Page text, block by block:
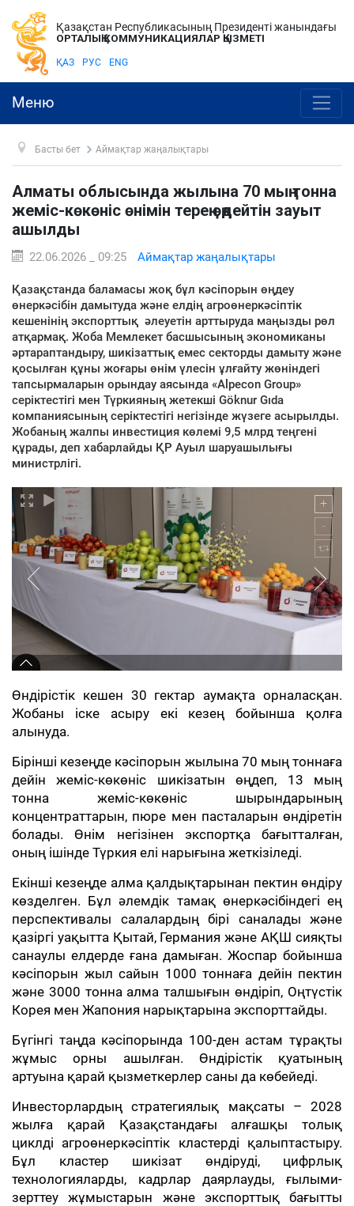
Қазақстан Республикасының Президенті жанындағы
ОРТАЛЫҚ КОММУНИКАЦИЯЛАР ҚЫЗМЕТІ
ҚАЗ РУС ENG
Меню
Басты бет Аймақтар жаңалықтары
Алматы облысында жылына 70 мың тонна
жеміс-көкөніс өнімін терең өңдейтін зауыт
ашылды
22.06.2026 _ 09:25 Аймақтар жаңалықтары
Қазақстанда баламасы жоқ бұл кәсіпорын өңдеу
өнеркәсібін дамытуда және елдің агроөнеркәсіптік
кешенінің экспорттық әлеуетін арттыруда маңызды рөл
атқармақ. Жоба Мемлекет басшысының экономиканы
әртараптандыру, шикізаттық емес секторды дамыту және
қосылған құны жоғары өнім үлесін ұлғайту жөніндегі
тапсырмаларын орындау аясында «Alpecon Group»
серіктестігі мен Түркияның жетекші Göknur Gıda
компаниясының серіктестігі негізінде жүзеге асырылды.
Жобаның жалпы инвестиция көлемі 9,5 млрд теңгені
құрады, деп хабарлайды ҚР Ауыл шаруашылығы
министрлігі.
Өндірістік кешен 30 гектар аумақта орналасқан.
Жобаны іске асыру екі кезең бойынша қолға
алынуда.
Бірінші кезеңде кәсіпорын жылына 70 мың тоннаға
дейін жеміс-көкөніс шикізатын өңдеп, 13 мың
тонна жеміс-көкөніс шырындарының
концентраттарын, пюре мен пасталарын өндіретін
болады. Өнім негізінен экспортқа бағытталған,
оның ішінде Түркия елі нарығына жеткізіледі.
Екінші кезеңде алма қалдықтарынан пектин өндіру
көзделген. Бұл әлемдік тамақ өнеркәсібіндегі ең
перспективалы салалардың бірі саналады және
қазіргі уақытта Қытай, Германия және АҚШ сияқты
санаулы елдерде ғана дамыған. Жоспар бойынша
кәсіпорын жыл сайын 1000 тоннаға дейін пектин
және 3000 тонна алма талшығын өндіріп, Оңтүстік
Корея мен Жапония нарықтарына экспорттайды.
Бүгінгі таңда кәсіпорында 100-ден астам тұрақты
жұмыс орны ашылған. Өндірістік қуатының
артуына қарай қызметкерлер саны да көбейеді.
Инвесторлардың стратегиялық мақсаты – 2028
жылға қарай Қазақстандағы алғашқы толық
циклді агроөнеркәсіптік кластерді қалыптастыру.
Бұл кластер шикізат өндіруді, цифрлық
технологияларды, кадрлар даярлауды, ғылыми-
зерттеу жұмыстарын және экспорттық бағытты